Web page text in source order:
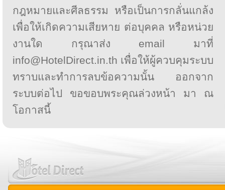
กฎหมายและศีลธรรม หรือเป็นการกลั่นแกล้ง
เพื่อให้เกิดความเสียหาย ต่อบุคคล หรือหน่วย
งานใด กรุณาส่ง email มาที่
info@HotelDirect.in.th เพื่อให้ผู้ควบคุมระบบ
ทราบและทำการลบข้อความนั้น ออกจาก
ระบบต่อไป ขอขอบพระคุณล่วงหน้า มา ณ
โอกาสนี้